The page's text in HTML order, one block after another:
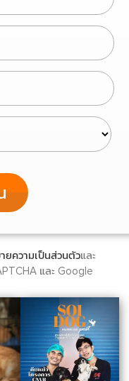
ยความเป็นส่วนตัวและ
และ Google